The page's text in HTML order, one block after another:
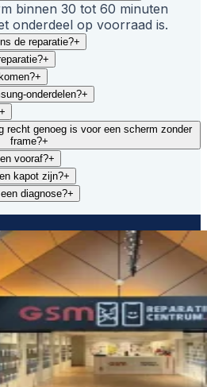
binnen 30 tot 60 minuten
onderdeel op voorraad is.
de reparatie?+
+
+
onderdelen?+
+
recht genoeg is voor een scherm zonder
frame?+
vooraf?+
kapot zijn?+
diagnose?+